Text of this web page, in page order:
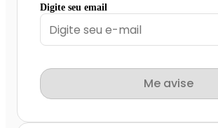
Digite seu email
Me avise